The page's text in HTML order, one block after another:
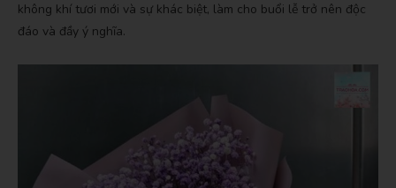
không khí tươi mới và sự khác biệt, làm cho buổi lễ trở nên độc
đáo và đầy ý nghĩa.